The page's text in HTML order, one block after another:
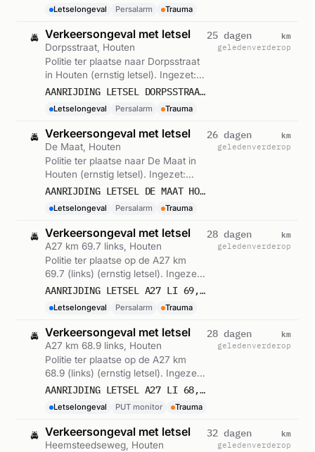
Letselongeval Persalarm Trauma
🚔 Verkeersongeval met letsel
Dorpsstraat, Houten
Politie ter plaatse naar Dorpsstraat
in Houten (ernstig letsel). Ingezet:
Persalarm. Gemeld om 11:16.
AANRIJDING LETSEL DORPSSTRAAT HOUTEN
Letselongeval Persalarm Trauma
25 dagen
geleden
km
verderop
🚔 Verkeersongeval met letsel
De Maat, Houten
Politie ter plaatse naar De Maat in
Houten (ernstig letsel). Ingezet:
Persalarm. Gemeld om 16:07.
AANRIJDING LETSEL DE MAAT HOUTEN
Letselongeval Persalarm Trauma
26 dagen
geleden
km
verderop
🚔 Verkeersongeval met letsel
A27 km 69.7 links, Houten
Politie ter plaatse op de A27 km
69.7 (links) (ernstig letsel). Ingezet:
Persalarm. Gemeld om 04:35.
AANRIJDING LETSEL A27 LI 69,7 HOUTEN
Letselongeval Persalarm Trauma
28 dagen
geleden
km
verderop
🚔 Verkeersongeval met letsel
A27 km 68.9 links, Houten
Politie ter plaatse op de A27 km
68.9 (links) (ernstig letsel). Ingezet:
PUT monitor. Gemeld om 14:24.
AANRIJDING LETSEL A27 LI 68,9 HOUTEN
Letselongeval PUT monitor Trauma
28 dagen
geleden
km
verderop
🚔 Verkeersongeval met letsel
Heemsteedseweg, Houten
32 dagen
geleden
km
verderop